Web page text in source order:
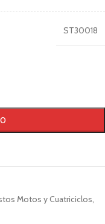
ST30018
Motos y Cuatriciclos